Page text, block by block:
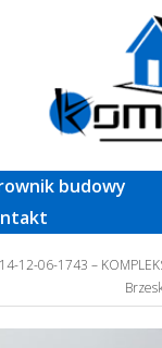
budowy
12-06-1743 –